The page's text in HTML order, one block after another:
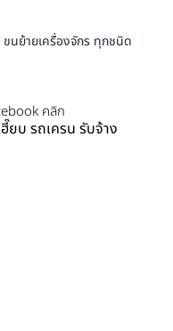
ขนย้ายเครื่องจักร ทุกชนิด
คลิก
ยบ รถเครน รับจ้าง